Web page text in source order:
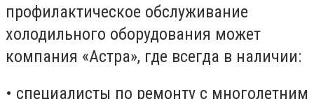
профилактическое обслуживание
холодильного оборудования может
компания «Астра», где всегда в наличии:
• специалисты по ремонту с многолетним